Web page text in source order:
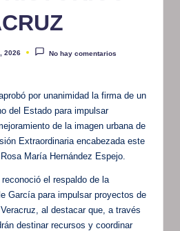
2026 No hay comentarios
por unanimidad la firma de un
del Estado para impulsar
de la imagen urbana de
Extraordinaria encabezada este
María Hernández Espejo.
reconoció el respaldo de la
García para impulsar proyectos de
al destacar que, a través
destinar recursos y coordinar